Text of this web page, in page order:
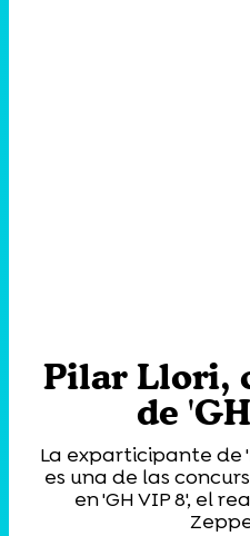
Pilar Llori,
de
La exparticipante de
es una de las
en 'GH VIP 8', el